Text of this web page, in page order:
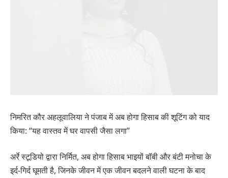
निमरित कौर अहलूवालिया ने पंजाब में अब होगा हिसाब की शूटिंग को याद
किया: “यह वास्तव में घर वापसी जैसा लगा”
अर्रे स्टूडियो द्वारा निर्मित, अब होगा हिसाब भाइयों बॉबी और बंटी मनोचा के
इर्द-गिर्द घूमती है, जिनके जीवन में एक जीवन बदलने वाली घटना के बाद